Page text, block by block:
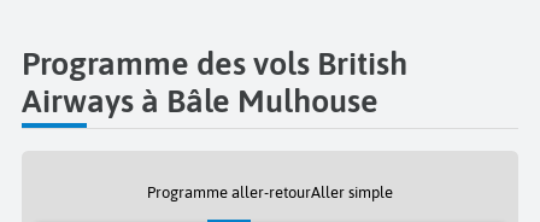
Programme des vols British
Airways à Bâle Mulhouse
Programme aller-retourAller simple